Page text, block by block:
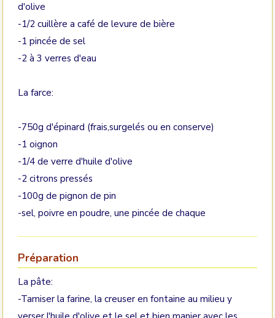
d'olive
-1/2 cuillère a café de levure de bière
-1 pincée de sel
-2 à 3 verres d'eau
La farce:
-750g d'épinard (frais,surgelés ou en conserve)
-1 oignon
-1/4 de verre d'huile d'olive
-2 citrons pressés
-100g de pignon de pin
-sel, poivre en poudre, une pincée de chaque
Préparation
La pâte:
-Tamiser la farine, la creuser en fontaine au milieu y